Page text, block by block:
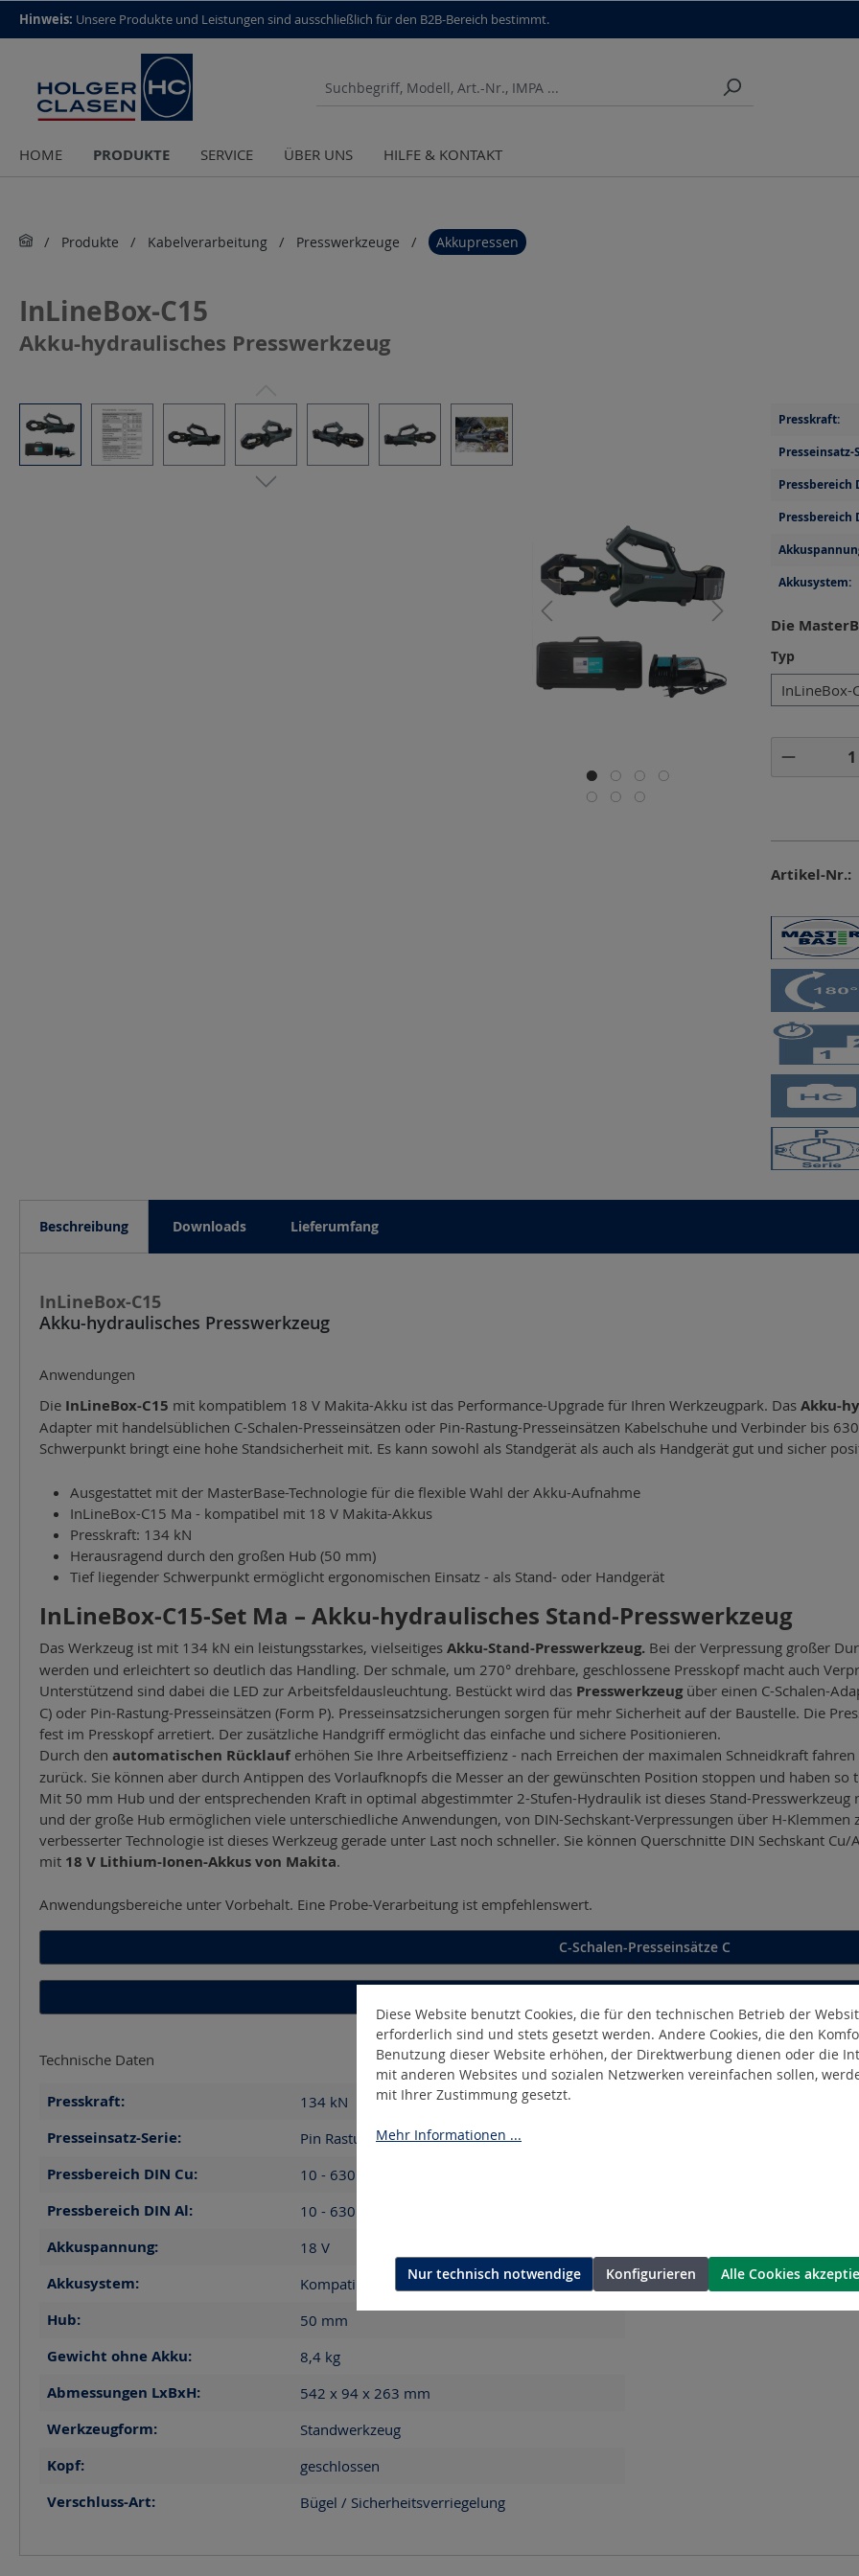
top scroll helper
Hinweis: Unsere Produkte und Leistungen sind aus­schließlich für den B2B-Bereich bestimmt.
HOME PRODUKTE SERVICE ÜBER UNS HILFE & KONTAKT
Produkte Kabelverarbeitung Presswerkzeuge Akkupressen
InLineBox-C15
Akku-hydraulisches Presswerkzeug
Bildergalerie überspringen
Presskraft:
Presseinsatz-
Pressbereich
Pressbereich
Akkusystem:
Die
Typ
InLineBox-
Artikel-Nr.:
Beschreibung Downloads Lieferumfang
InLineBox-C15
Akku-hydraulisches Presswerkzeug
Anwendungen
Die InLineBox-C15 mit kompatiblem 18 V Makita-Akku ist das Performance-Upgrade für Ihren Werkzeugpark. Das Akku-
Adapter mit handelsüblichen C-Schalen-Presseinsätzen oder Pin-Rastung-Presseinsätzen Kabelschuhe und Verbinder bis
Schwerpunkt bringt eine hohe Standsicherheit mit. Es kann sowohl als Standgerät als auch als Handgerät gut und sicher
Ausgestattet mit der MasterBase-Technologie für die flexible Wahl der Akku-Aufnahme
InLineBox-C15 Ma - kompatibel mit 18 V Makita-Akkus
Presskraft: 134 kN
Herausragend durch den großen Hub (50 mm)
Tief liegender Schwerpunkt ermöglicht ergonomischen Einsatz - als Stand- oder Handgerät
InLineBox-C15-Set Ma – Akku-hydraulisches Stand-Presswerkzeug
Das Werkzeug ist mit 134 kN ein leistungsstarkes, vielseitiges Akku-Stand-Presswerkzeug. Bei der Verpressung großer
werden und erleichtert so deutlich das Handling. Der schmale, um 270° drehbare, geschlossene Presskopf macht auch
Unterstützend sind dabei die LED zur Arbeitsfeldausleuchtung. Bestückt wird das Presswerkzeugüber einen C-Schalen-
C) oder Pin-Rastung-Presseinsätzen (Form P). Presseinsatzsicherungen sorgen für mehr Sicherheit auf der Baustelle. Die
fest im Presskopf arretiert. Der zusätzliche Handgriff ermöglicht das einfache und sichere Positionieren.
Durch den automatischen Rücklauferhöhen Sie Ihre Arbeitseffizienz - nach Erreichen der maximalen Schneidkraft
zurück. Sie können aber durch Antippen des Vorlaufknopfs die Messer an der gewünschten Position stoppen und haben
Mit 50 mm Hub und der entsprechenden Kraft in optimal abgestimmter 2-Stufen-Hydraulik ist dieses Stand-
und der große Hub ermöglichen viele unterschiedliche Anwendungen, von DIN-Sechskant-Verpressungen über H-
verbesserter Technologie ist dieses Werkzeug gerade unter Last noch schneller. Sie können Querschnitte DIN Sechskant
mit 18 V Lithium-Ionen-Akkus von Makita.
Anwendungsbereiche unter Vorbehalt. Eine Probe-Verarbeitung ist empfehlenswert.
C-Schalen-Presseinsätze C
Technische Daten
Presskraft: 134 kN
Presseinsatz-Serie: Pin Rastung (P), C-Schale (C)
Pressbereich DIN Cu: 10 - 630
Pressbereich DIN Al: 10 - 630
Akkuspannung: 18 V
Akkusystem: Kompatibel mit Makita LXT
Hub: 50 mm
Gewicht ohne Akku: 8,4 kg
Abmessungen LxBxH: 542 x 94 x 263 mm
Werkzeugform: Standwerkzeug
Kopf: geschlossen
Verschluss-Art: Bügel / Sicherheitsverriegelung
Diese Website benutzt Cookies, die für den technischen Betrieb der
erforderlich sind und stets gesetzt werden. Andere Cookies, die den
Benutzung dieser Website erhöhen, der Direktwerbung dienen oder die
mit anderen Websites und sozialen Netzwerken vereinfachen sollen,
mit Ihrer Zustimmung gesetzt.
Mehr Informationen ...
Nur technisch notwendige Konfigurieren Alle Cookies